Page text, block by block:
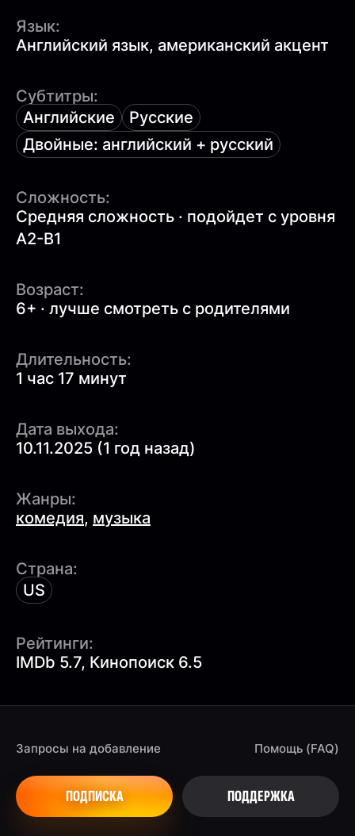
Язык:
Английский язык, американский акцент
Субтитры:
Английские
Русские
Двойные: английский + русский
Сложность:
Средняя сложность · подойдет с уровня
A2-B1
Возраст:
6+ · лучше смотреть с родителями
Длительность:
1 час 17 минут
Дата выхода:
10.11.2025 (1 год назад)
Жанры:
комедия, музыка
Страна:
US
Рейтинги:
IMDb 5.7, Кинопоиск 6.5
Запросы на добавление
ПОДПИСКА
Помощь (FAQ)
ПОДДЕРЖКА